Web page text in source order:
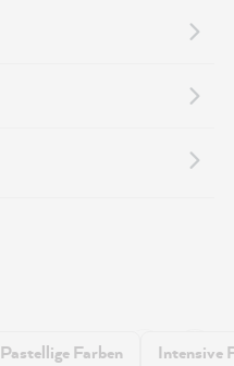
Pastellige Farben Intensive